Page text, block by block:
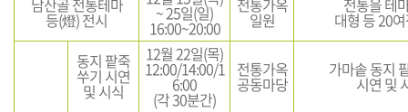
등(燈) 전시 ~ 25일(일)
16:00~20:00 일원 대형 등 20
동지 팥죽
쑤기 시연
및 시식
12월 22일(목)
12:00/14:00/1
6:00
(각 30분간)
전통가옥
공동마당
가마솥 동지
시연 및